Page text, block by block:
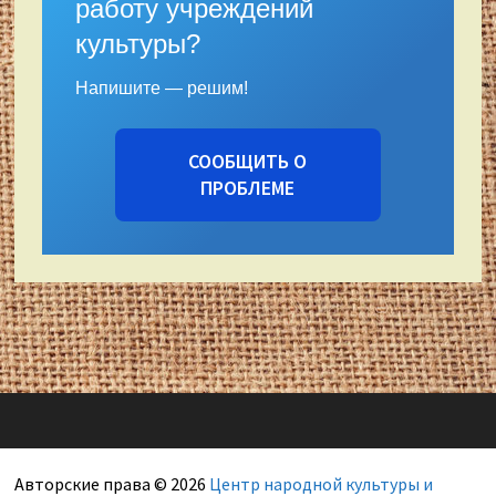
работу учреждений
культуры?
Напишите — решим!
СООБЩИТЬ О
ПРОБЛЕМЕ
Авторские права © 2026 Центр народной культуры и